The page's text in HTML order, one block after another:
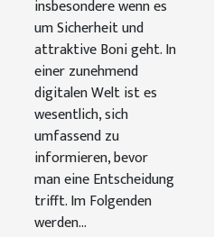
insbesondere wenn es
um Sicherheit und
attraktive Boni geht. In
einer zunehmend
digitalen Welt ist es
wesentlich, sich
umfassend zu
informieren, bevor
man eine Entscheidung
trifft. Im Folgenden
werden...